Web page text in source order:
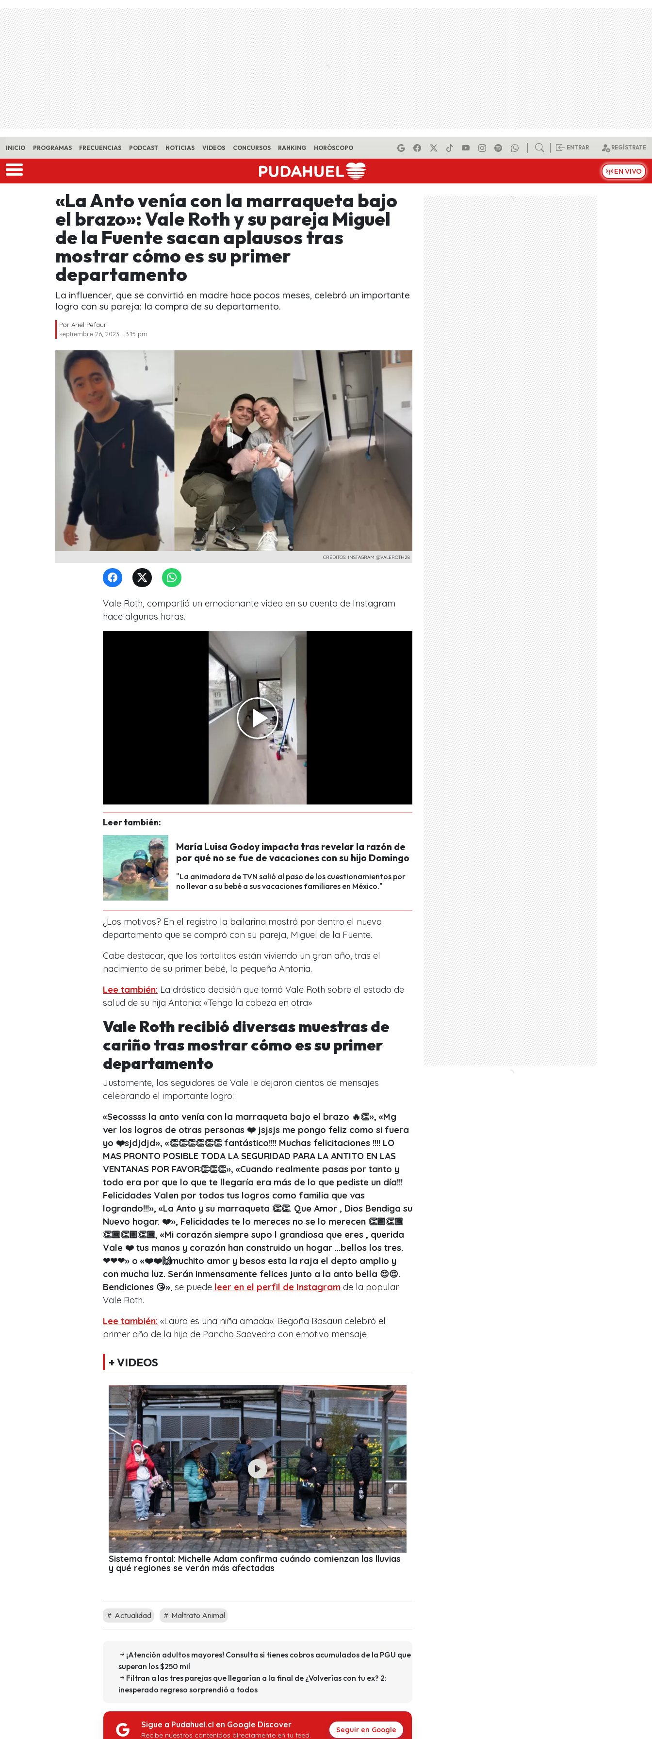
Skip to main content
INICIO PROGRAMAS FRECUENCIAS PODCAST NOTICIAS VIDEOS CONCURSOS RANKING HORÓSCOPO ENTRAR REGÍSTRATE
EN VIVO
«La Anto venía con la marraqueta bajo
el brazo»: Vale Roth y su pareja Miguel
de la Fuente sacan aplausos tras
mostrar cómo es su primer
departamento
La influencer, que se convirtió en madre hace pocos meses, celebró un importante
logro con su pareja: la compra de su departamento.
Por Ariel Pefaur
septiembre 26, 2023 - 3:15 pm
CRÉDITOS: INSTAGRAM @VALEROTH28
Vale Roth, compartió un emocionante video en su cuenta de Instagram
hace algunas horas.
Leer también:
María Luisa Godoy impacta tras revelar la razón de
por qué no se fue de vacaciones con su hijo Domingo
"La animadora de TVN salió al paso de los cuestionamientos por
no llevar a su bebé a sus vacaciones familiares en México."
¿Los motivos? En el registro la bailarina mostró por dentro el nuevo
departamento que se compró con su pareja, Miguel de la Fuente.
Cabe destacar, que los tortolitos están viviendo un gran año, tras el
nacimiento de su primer bebé, la pequeña Antonia.
Lee también: La drástica decisión que tomó Vale Roth sobre el estado de
salud de su hija Antonia: «Tengo la cabeza en otra»
Vale Roth recibió diversas muestras de
cariño tras mostrar cómo es su primer
departamento
Justamente, los seguidores de Vale le dejaron cientos de mensajes
celebrando el importante logro:
«Secossss la anto venía con la marraqueta bajo el brazo 🔥👏», «Mg
ver los logros de otras personas ❤️ jsjsjs me pongo feliz como si fuera
yo ❤️sjdjdjd», «👏👏👏👏👏👏 fantástico!!!! Muchas felicitaciones !!!! LO
MAS PRONTO POSIBLE TODA LA SEGURIDAD PARA LA ANTITO EN LAS
VENTANAS POR FAVOR👏👏👏», «Cuando realmente pasas por tanto y
todo era por que lo que te llegaría era más de lo que pediste un día!!!
Felicidades Valen por todos tus logros como familia que vas
logrando!!!», «La Anto y su marraqueta 👏👏. Que Amor , Dios Bendiga su
Nuevo hogar. ❤️», Felicidades te lo mereces no se lo merecen 👏🏾👏🏾
👏🏾👏🏾👏🏾, «Mi corazón siempre supo l grandiosa que eres , querida
Vale ❤️ tus manos y corazón han construido un hogar …bellos los tres.
❤❤❤» o «❤️❤️🙌muchito amor y besos esta la raja el depto amplio y
con mucha luz. Serán inmensamente felices junto a la anto bella 😍😍.
Bendiciones 😘», se puede leer en el perfil de Instagram de la popular
Vale Roth.
Lee también: «Laura es una niña amada»: Begoña Basauri celebró el
primer año de la hija de Pancho Saavedra con emotivo mensaje
+ VIDEOS
Sistema frontal: Michelle Adam confirma cuándo comienzan las lluvias
y qué regiones se verán más afectadas
Actualidad Maltrato Animal
¡Atención adultos mayores! Consulta si tienes cobros acumulados de la PGU que
superan los $250 mil
Filtran a las tres parejas que llegarían a la final de ¿Volverías con tu ex? 2:
inesperado regreso sorprendió a todos
Sigue a Pudahuel.cl en Google Discover
Recibe nuestros contenidos directamente en tu feed.
Seguir en Google